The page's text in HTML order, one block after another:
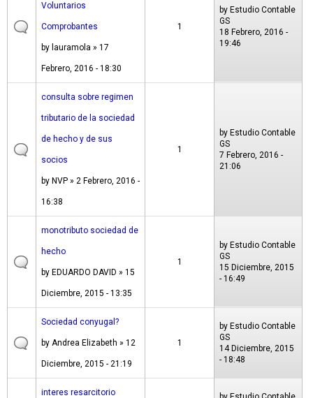
Voluntarios
Comprobantes
by lauramola » 17
Febrero, 2016 - 18:30
1
by Estudio Contable
GS
18 Febrero, 2016 -
19:46
consulta sobre regimen
tributario de la sociedad
de hecho y de sus
socios
by NVP » 2 Febrero, 2016 -
16:38
1
by Estudio Contable
GS
7 Febrero, 2016 -
21:06
monotributo sociedad de
hecho
by EDUARDO DAVID » 15
Diciembre, 2015 - 13:35
1
by Estudio Contable
GS
15 Diciembre, 2015
- 16:49
Sociedad conyugal?
by Andrea Elizabeth » 12
Diciembre, 2015 - 21:19
1
by Estudio Contable
GS
14 Diciembre, 2015
- 18:48
interes resarcitorio